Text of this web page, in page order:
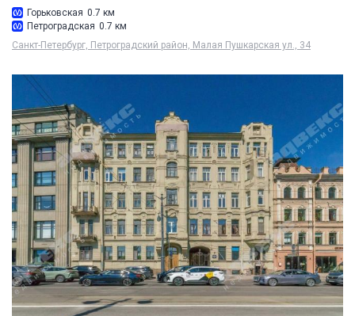
Горьковская 0.7 км
Петроградская 0.7 км
Санкт-Петербург, Петроградский район, Малая Пушкарская ул., 34